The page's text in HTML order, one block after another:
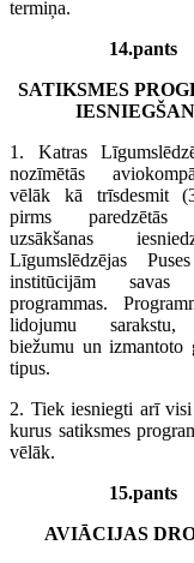
termiņa.
14.pants
SATIKSMES
1. Katras
nozīmētās
vēlāk kā trīsdesmit
pirms paredzētās
uzsākšanas
Līgumslēdzējas
institūcijām savas
programmas.
lidojumu sarakstu,
biežumu un izmantoto
tipus.
2. Tiek iesniegti arī
kurus satiksmes
vēlāk.
15.pants
AVIĀCIJAS